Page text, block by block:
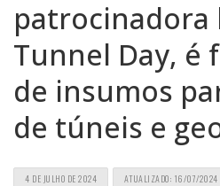
patrocinadora
Tunnel Day, é
de insumos
de túneis e
4 DE JULHO DE 2024 ATUALIZADO: 16/07/2024